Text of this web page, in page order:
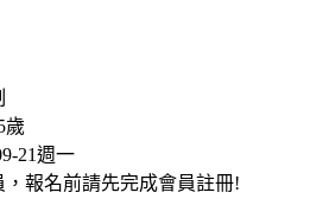
歲
21週一
，報名前請先完成會員註冊!